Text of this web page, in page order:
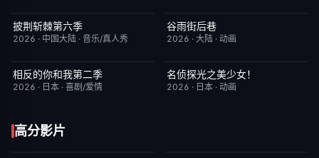
今日更新
披荆斩棘第六季
2026 · 中国大陆 · 音乐/真人秀
更新至第4集
谷雨街后巷
2026 · 大陆 · 动画
更新至第06集
相反的你和我第二季
2026 · 日本 · 喜剧/爱情
更新至第28集
名侦探光之美少女！
2026 · 日本 · 动画
高分影片